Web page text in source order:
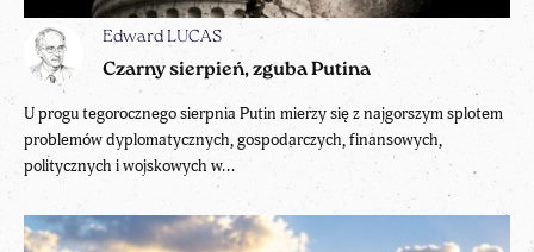
Edward LUCAS
Czarny sierpień, zguba Putina
U progu tegorocznego sierpnia Putin mierzy się z najgorszym splotem
problemów dyplomatycznych, gospodarczych, finansowych,
politycznych i wojskowych w...